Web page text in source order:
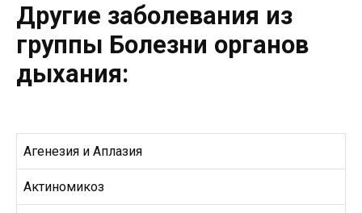
Другие заболевания из
группы Болезни органов
дыхания:
Агенезия и Аплазия
Актиномикоз